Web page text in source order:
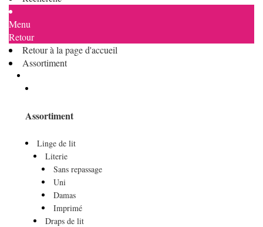
Menu
Retour
Retour à la page d'accueil
Assortiment
Assortiment
Linge de lit
Literie
Sans repassage
Uni
Damas
Imprimé
Draps de lit